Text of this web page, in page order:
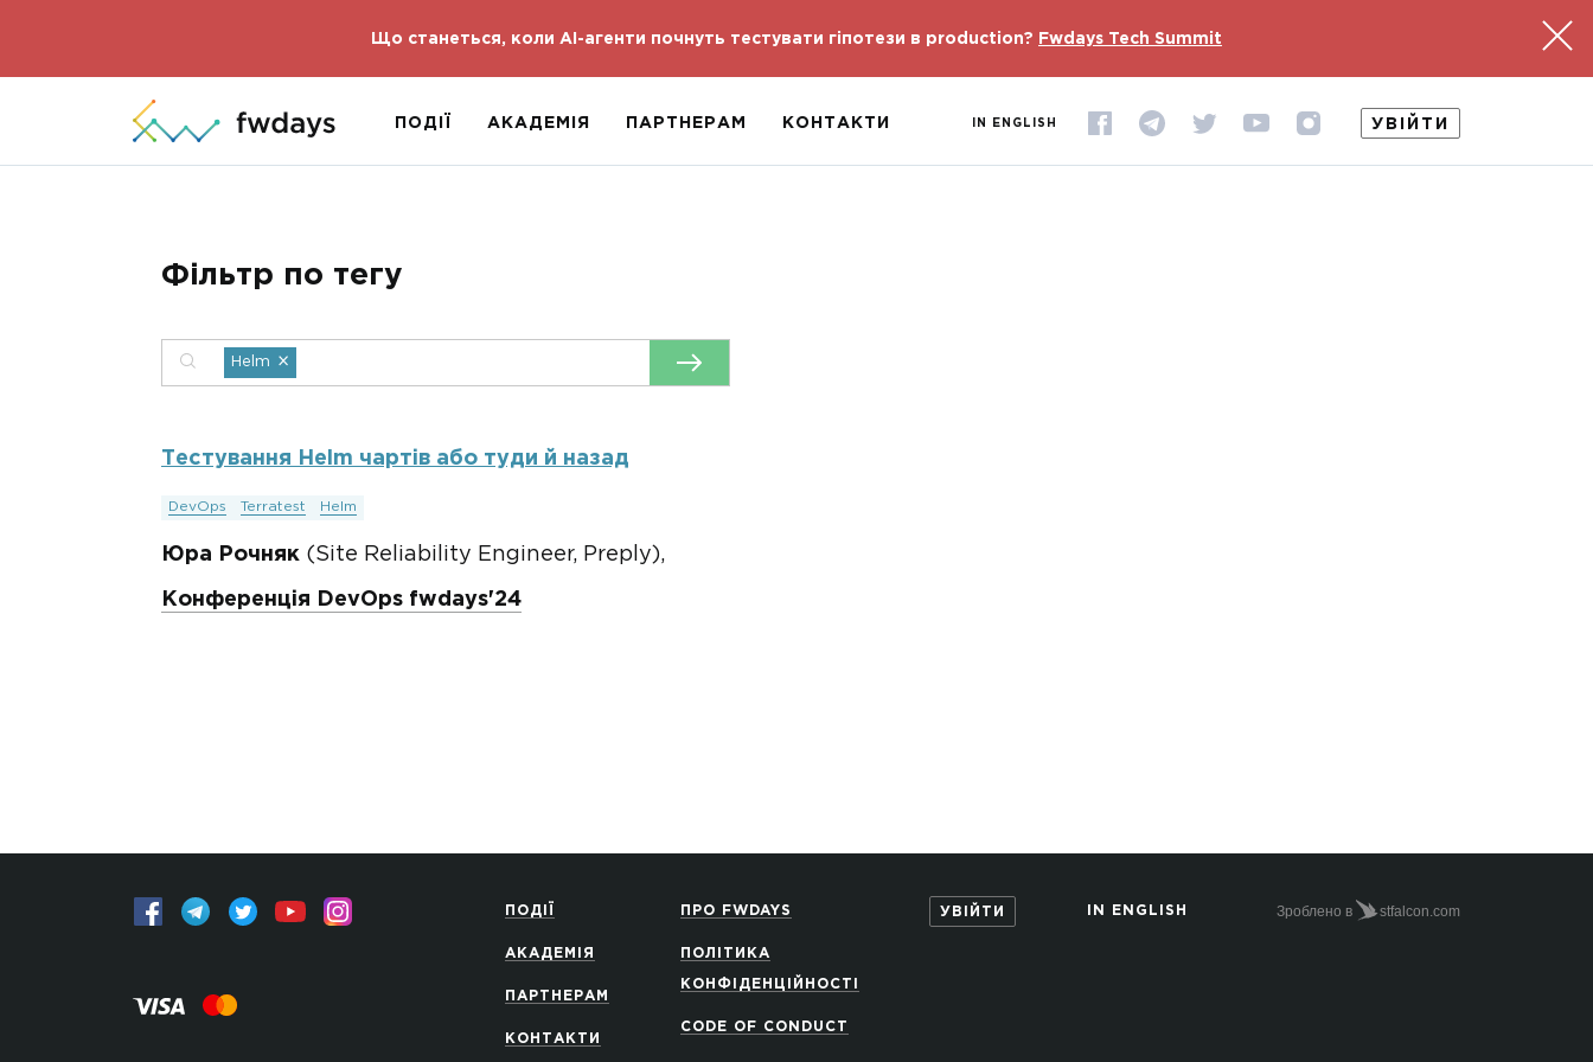
Що станеться, коли AI-агенти почнуть тестувати гіпотези в production? Fwdays Tech Summit
ПОДІЇ АКАДЕМІЯ ПАРТНЕРАМ КОНТАКТИ IN ENGLISH УВІЙТИ
Фільтр по тегу
Helm ×
Тестування Helm чартів або туди й назад
DevOps Terratest Helm
Юра Рочняк (Site Reliability Engineer, Preply),
Конференція DevOps fwdays'24
ПОДІЇ
АКАДЕМІЯ
ПАРТНЕРАМ
КОНТАКТИ
ПРО FWDAYS
ПОЛІТИКА
КОНФІДЕНЦІЙНОСТІ
CODE OF CONDUCT
УВІЙТИ IN ENGLISH Зроблено в stfalcon.com